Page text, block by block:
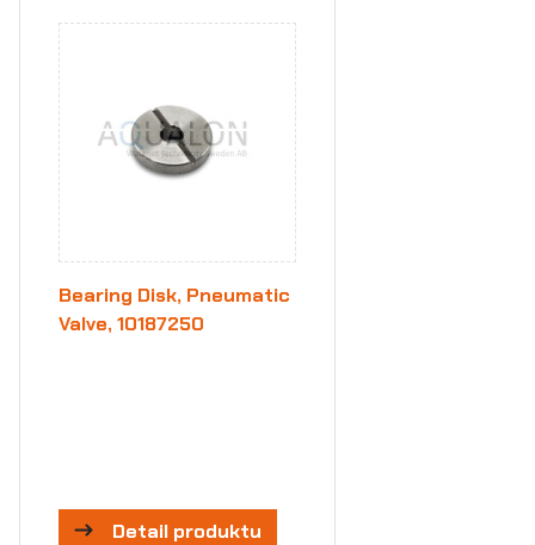
Bearing Disk, Pneumatic
Valve, 10187250
Detail produktu